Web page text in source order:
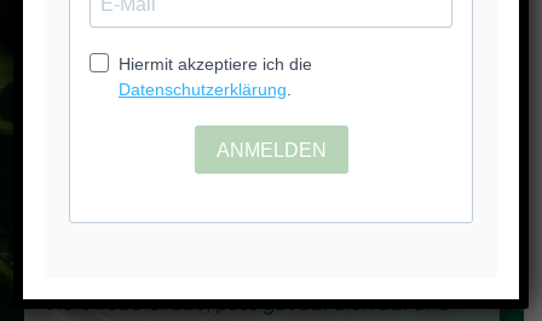
immer mehr Eigenschaften von ihrem ersten
Leben.
Liebe Linda möchte dir nochmals sagen, wie
unendlich dankbar ich bin, dass es dich gibt!
Ohne dich hätte ich meinen Engel nicht
Viele liebe Grüße, pass gut auf dich auf und